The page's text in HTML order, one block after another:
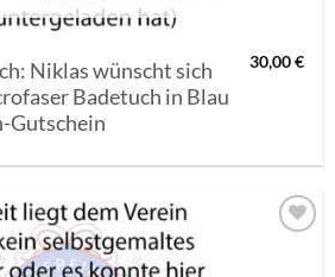
Niklas wünscht sich
Badetuch in Blau
Gutschein
30,00€